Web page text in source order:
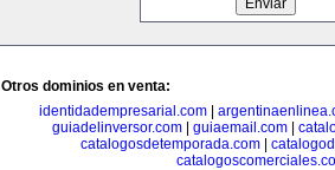
Otros dominios en venta:
identidadempresarial.com
guiadelinversor.com| guiaemail.com|
catalogosdetemporada.com|